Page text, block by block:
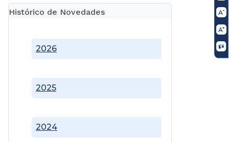
Histórico de Novedades
2024
2025
2026